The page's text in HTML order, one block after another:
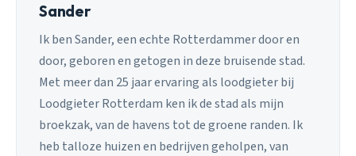
Sander
Ik ben Sander, een echte Rotterdammer door en
door, geboren en getogen in deze bruisende stad.
Met meer dan 25 jaar ervaring als loodgieter bij
Loodgieter Rotterdam ken ik de stad als mijn
broekzak, van de havens tot de groene randen. Ik
heb talloze huizen en bedrijven geholpen, van